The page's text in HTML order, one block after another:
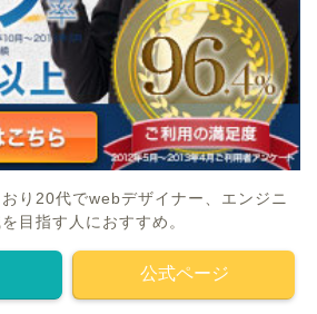
り20代でwebデザイナー、エンジニ
目指す人におすすめ。
公式ページ